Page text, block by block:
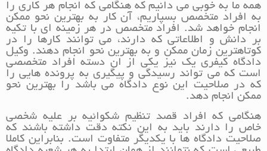
همه ما به خوبی می دانیم که هنگامی که انجام هر کاری را
به افراد متخصص بسپاریم، آن کار به بهترین نحو ممکن
انجام خواهد شد. افراد متخصص در هر زمینه ای با تکیه
بر دانش و اطلاعاتی که دارند، می توانند کارها را در
کوتاهترین زمان ممکن و به بهترین نحو انجام دهند. وکیل
دادگاه کیفری یک نیز یکی از ان دسته افراد متخصصی
است که می تواند رسیدگی و پیگیری به پرونده هایی را
که در صلاحیت این نوع دادگاه می باشد را بهترین نحو
ممکن انجام دهد.
هنگامی که افراد قصد تنظیم شکوائیه بر علیه شخصی
خاص را دارند باید به این نکته دقت داشته باشند که
صلاحیت دادگاه ها با یکدیگر متفاوت است. بنابراین کاملا